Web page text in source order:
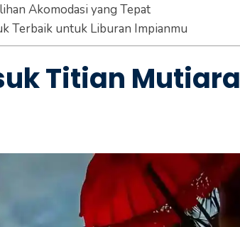
Akomodasi yang Tepat
Terbaik untuk Liburan Impianmu
Titian Mutiara